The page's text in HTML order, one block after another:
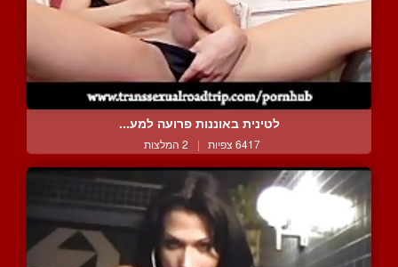
לטינית באוננות פרועה למע...
6417 צפיות | 2 המלצות